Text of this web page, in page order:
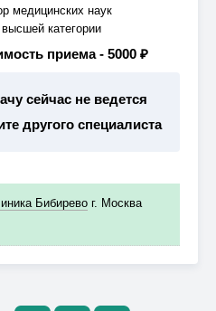
медицинских наук
категории
приема - 5000 ₽
сейчас не ведется
другого специалиста
Бибирево г. Москва